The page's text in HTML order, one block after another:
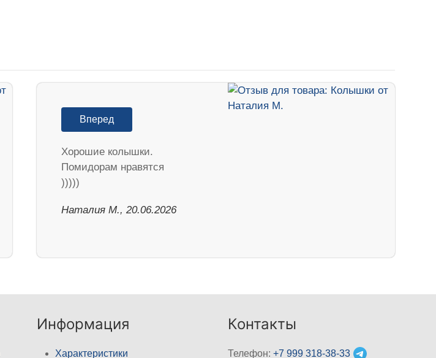
Вперед
Хорошие колышки.
Помидорам нравятся
)))))
Наталия М., 20.06.2026
Информация
Характеристики
Контакты
Телефон:+7 999 318-38-33